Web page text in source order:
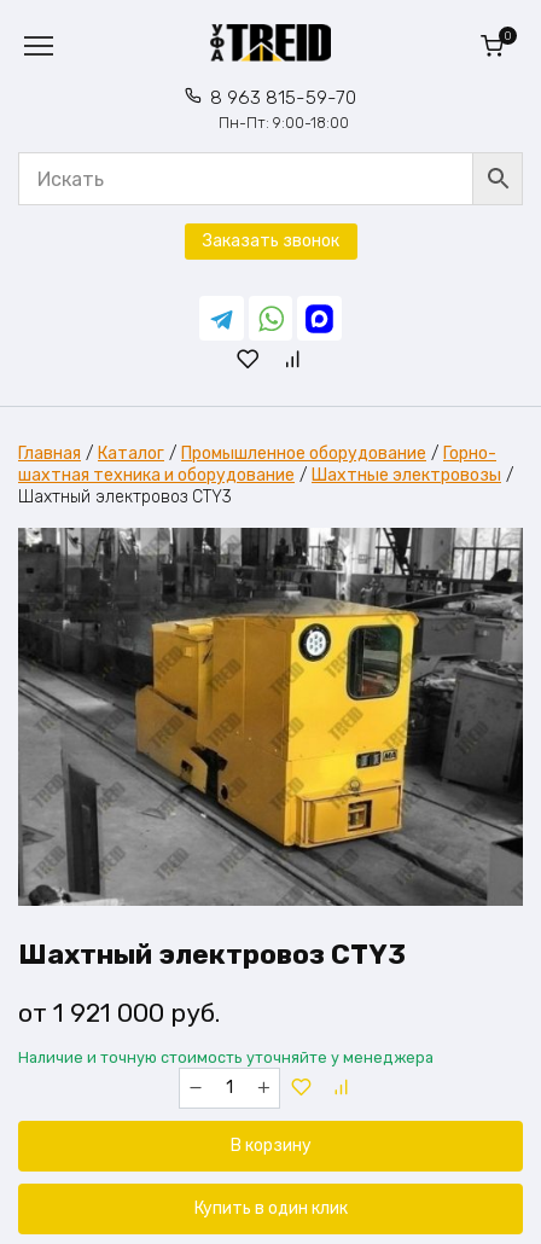
содержанию
8 963 815-59-70
Пн-Пт: 9:00-18:00
0
Заказать звонок
Главная / Каталог / Промышленное оборудование / Горно-
шахтная техника и оборудование / Шахтные электровозы /
Шахтный электровоз CTY3
Шахтный электровоз CTY3
1 921 000 руб.
Наличие и точную стоимость уточняйте у менеджера
Количество
товара
Шахтный
электровозВ корзину
Купить в один клик